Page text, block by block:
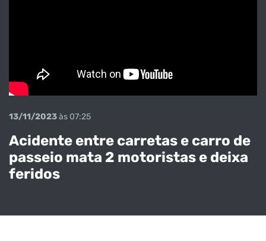
13/11/2023às 07:25
Acidente entre carretas e carro de
passeio mata 2 motoristas e deixa
feridos